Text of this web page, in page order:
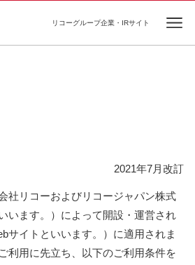
リコーグループ企業・IRサイト
2021年7月改訂
社リコーおよびリコージャパン株式
います。）によって開設・運営され
サイトといいます。）に適用されま
用に先立ち、以下のご利用条件を